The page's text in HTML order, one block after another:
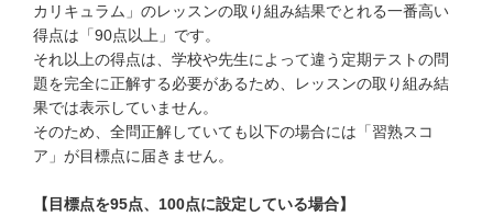
お問い合わせ窓口
他の講座のよくある質問・手続きはこちら
こどもちゃれんじ
進研ゼミ 小学講座
カリキュラム」のレッスンの取り組み結果でとれる一番高い
得点は「90点以上」です。
それ以上の得点は、学校や先生によって違う定期テストの問
題を完全に正解する必要があるため、レッスンの取り組み結
果では表示していません。
そのため、全問正解していても以下の場合には「習熟スコ
ア」が目標点に届きません。
【目標点を95点、100点に設定している場合】